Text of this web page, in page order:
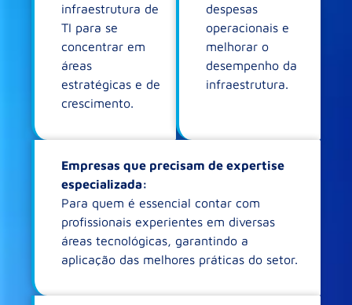
infraestrutura de
TI para se
concentrar em
áreas
estratégicas e de
crescimento.
despesas
operacionais e
melhorar o
desempenho da
infraestrutura.
Empresas que precisam de expertise
especializada:
Para quem é essencial contar com
profissionais experientes em diversas
áreas tecnológicas, garantindo a
aplicação das melhores práticas do setor.